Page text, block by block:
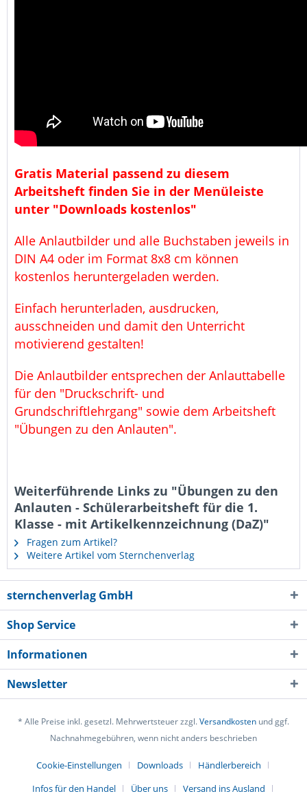
Gratis Material passend zu diesem
Arbeitsheft finden Sie in der Menüleiste
unter "Downloads kostenlos"
Alle Anlautbilder und alle Buchstaben jeweils in
DIN A4 oder im Format 8x8 cm können
kostenlos heruntergeladen werden.
Einfach herunterladen, ausdrucken,
ausschneiden und damit den Unterricht
motivierend gestalten!
Die Anlautbilder entsprechen der Anlauttabelle
für den "Druckschrift- und
Grundschriftlehrgang" sowie dem Arbeitsheft
"Übungen zu den Anlauten".
Weiterführende Links zu "Übungen zu den
Anlauten - Schülerarbeitsheft für die 1.
Klasse - mit Artikelkennzeichnung (DaZ)"
Fragen zum Artikel?
Weitere Artikel vom Sternchenverlag
sternchenverlag GmbH
Shop Service
Informationen
Newsletter
* Alle Preise inkl. gesetzl. Mehrwertsteuer zzgl.Versandkosten und ggf.
Nachnahmegebühren, wenn nicht anders beschrieben
Cookie-Einstellungen Downloads
Händlerbereich
Infos für den Handel
Über uns
Versand ins Ausland